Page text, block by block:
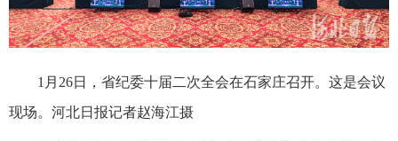
1月26日，省纪委十届二次全会在石家庄召开。这是会议
现场。河北日报记者赵海江摄